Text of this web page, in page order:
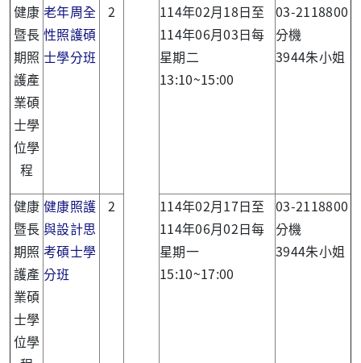
健康
暨長
期照
護產
業碩
士學
位學
程
老年周全
性照護碩
士學分班
2
114年02月18日至
114年06月03日每
星期二
13:10~15:00
03-2118800
分機
3944朱小姐
健康
暨長
期照
護產
業碩
士學
位學
健康照護
與設計思
考碩士學
分班
2
114年02月17日至
114年06月02日每
星期一
15:10~17:00
03-2118800
分機
3944朱小姐